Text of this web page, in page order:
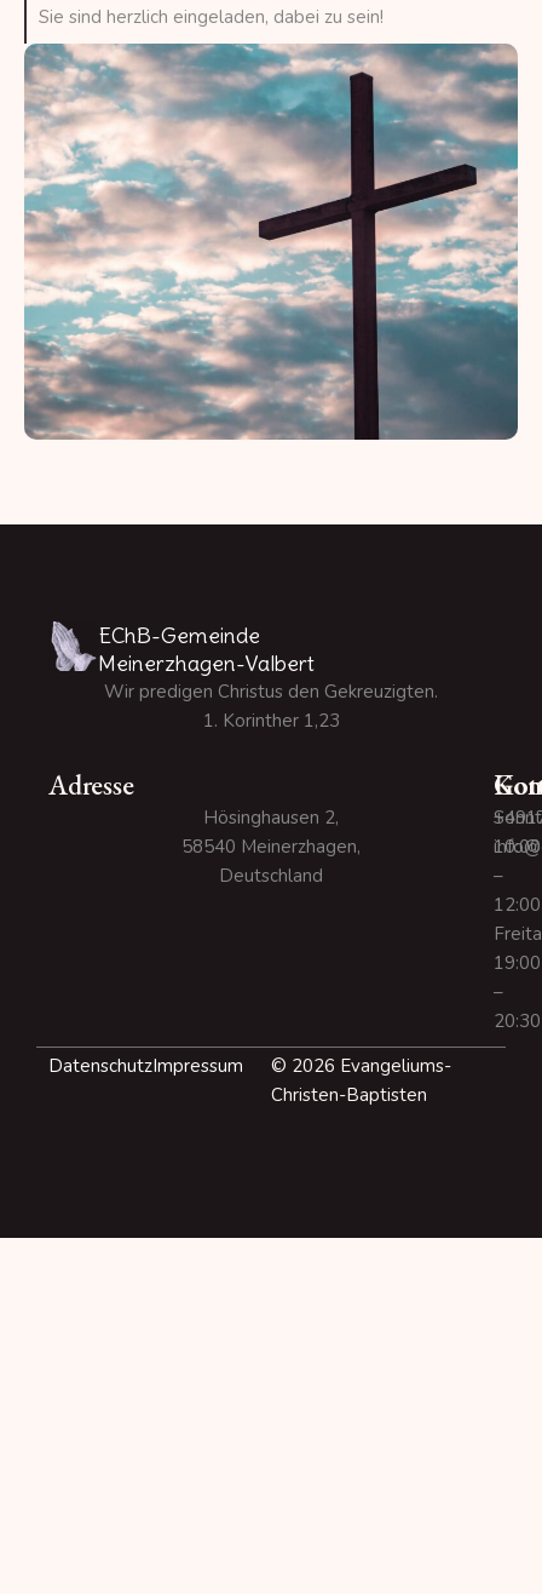
Sie sind herzlich eingeladen, dabei zu sein!
EChB-Gemeinde
Meinerzhagen-Valbert
Wir predigen Christus den Gekreuzigten.
1. Korinther 1,23
Adresse
Hösinghausen 2,
58540 Meinerzhagen,
Deutschland
10:00
–
12:00
19:00
–
20:30
© 2026 Evangeliums-
Christen-Baptisten
DatenschutzImpressum